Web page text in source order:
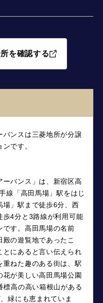
を確認する
バンスは三菱地所が分譲
です。
ーバンス」は、新宿区高
線「高田馬場」駅をはじ
場」駅まで徒歩6分、西
歩4分と3路線が利用可能
です。高田馬場の名前
の遊覧地であったこ
とにあると言い伝えられ
ねた趣のある街は、駅
が美しい高田馬場公園
標高の高い箱根山がある
緑にも恵まれていま